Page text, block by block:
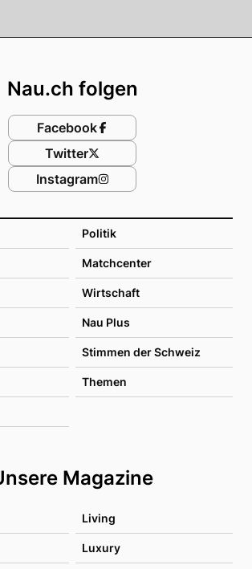
Politik
Matchcenter
Wirtschaft
Nau Plus
Stimmen der Schweiz
Themen
Magazine
Living
Luxury
Nau.ch folgen
Facebook
Twitter
Instagram